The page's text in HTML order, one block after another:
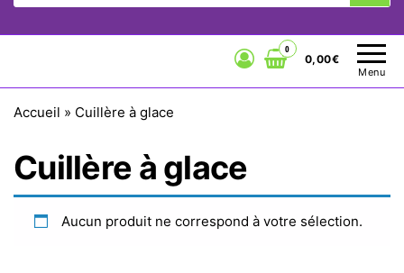
Menu
0
0,00€
Accueil » Cuillère à glace
Cuillère à glace
Aucun produit ne correspond à votre sélection.